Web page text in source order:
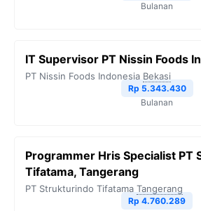
Bulanan
IT Supervisor PT Nissin Foods
PT Nissin Foods Indonesia Bekasi
Rp 5.343.430
Bulanan
Programmer Hris Specialist PT
Tifatama, Tangerang
PT Strukturindo Tifatama Tangerang
Rp 4.760.289